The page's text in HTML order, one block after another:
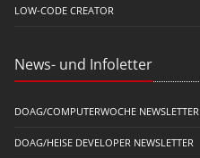
LOW-CODE CREATOR
News- und Infoletter
DOAG/COMPUTERWOCHE NEWSLETTER
DOAG/HEISE DEVELOPER NEWSLETTER